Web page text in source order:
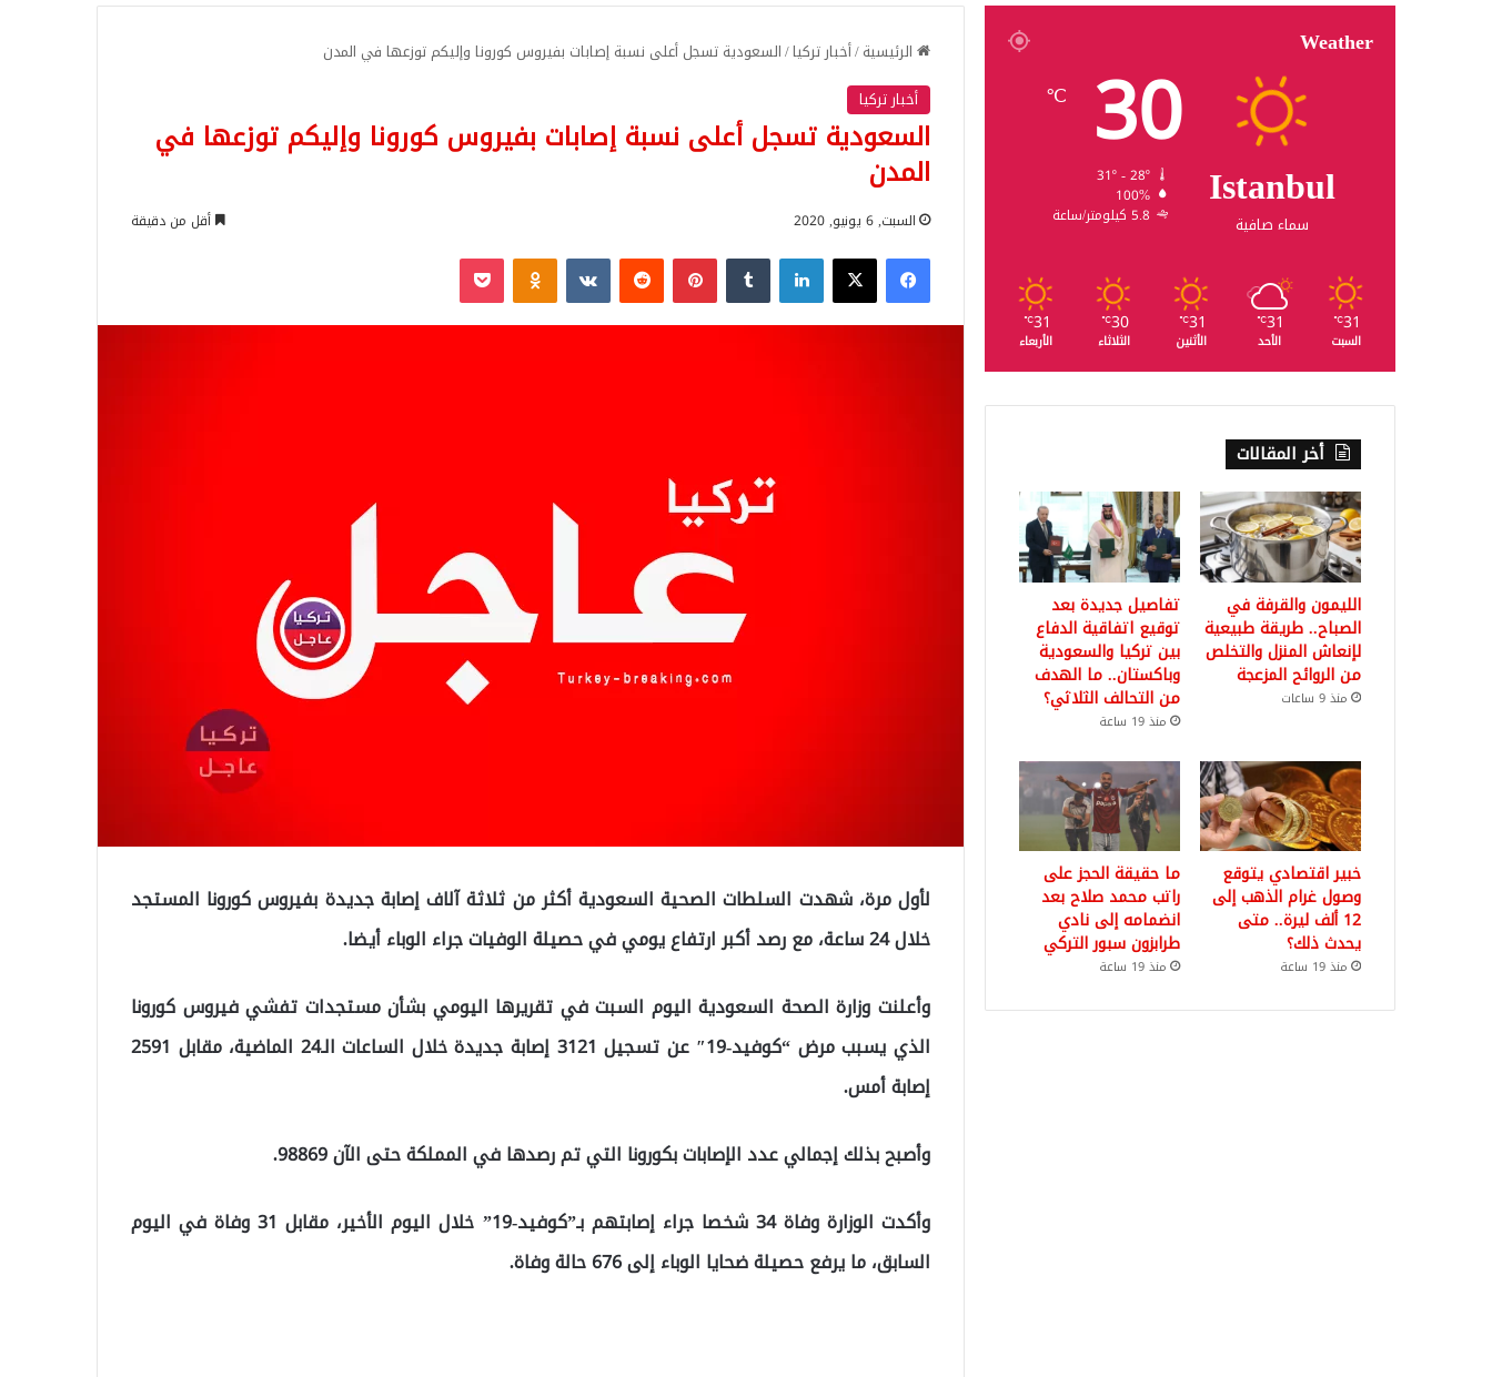
الرئيسية/أخبار تركيا/السعودية تسجل أعلى نسبة إصابات بفيروس كورونا وإليكم توزعها في المدن
أخبار تركيا
السعودية تسجل أعلى نسبة إصابات بفيروس كورونا وإليكم توزعها في
المدن
السبت, 6 يونيو, 2020 أقل من دقيقة
فيسبوك‫X لينكدإن بينتيريست Odnoklassniki
‫Pocket
لأول مرة، شهدت السلطات الصحية السعودية أكثر من ثلاثة آلاف إصابة جديدة بفيروس كورونا المستجد
خلال 24 ساعة، مع رصد أكبر ارتفاع يومي في حصيلة الوفيات جراء الوباء أيضا.
وأعلنت وزارة الصحة السعودية اليوم السبت في تقريرها اليومي بشأن مستجدات تفشي فيروس كورونا
الذي يسبب مرض “كوفيد-19″ عن تسجيل 3121 إصابة جديدة خلال الساعات الـ24 الماضية، مقابل 2591
إصابة أمس.
وأصبح بذلك إجمالي عدد الإصابات بكورونا التي تم رصدها في المملكة حتى الآن 98869.
وأكدت الوزارة وفاة 34 شخصا جراء إصابتهم بـ”كوفيد-19” خلال اليوم الأخير، مقابل 31 وفاة في اليوم
السابق، ما يرفع حصيلة ضحايا الوباء إلى 676 حالة وفاة.
Weather
Istanbul
سماء صافية
30
℃
31º - 28º
100%
5.8 كيلومتر/ساعة
31
℃
السبت
31
℃
الأحد
31
℃
الأثنين
30
℃
الثلاثاء
31
℃
الأربعاء
أخر المقالات
الليمون والقرفة في
الصباح.. طريقة طبيعية
لإنعاش المنزل والتخلص
من الروائح المزعجة
منذ 9 ساعات
تفاصيل جديدة بعد
توقيع اتفاقية الدفاع
بين تركيا والسعودية
وباكستان.. ما الهدف
من التحالف الثلاثي؟
منذ 19 ساعة
خبير اقتصادي يتوقع
وصول غرام الذهب إلى
12 ألف ليرة.. متى
يحدث ذلك؟
منذ 19 ساعة
ما حقيقة الحجز على
راتب محمد صلاح بعد
انضمامه إلى نادي
طرابزون سبور التركي
منذ 19 ساعة